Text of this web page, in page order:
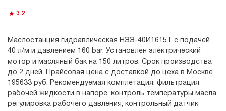
3.2
Маслостанция гидравлическая НЭЭ-40И1615Т с подачей
40 л/м и давлением 160 bar. Установлен электрический
мотор и масляный бак на 150 литров. Срок производства
до 2 дней. Прайсовая цена с доставкой до цеха в Москве
195633 руб. Рекомендуемая комплетация: фильтрация
рабочей жидкости в напоре, контроль температуры масла,
регулировка рабочего давления, контрольный датчик